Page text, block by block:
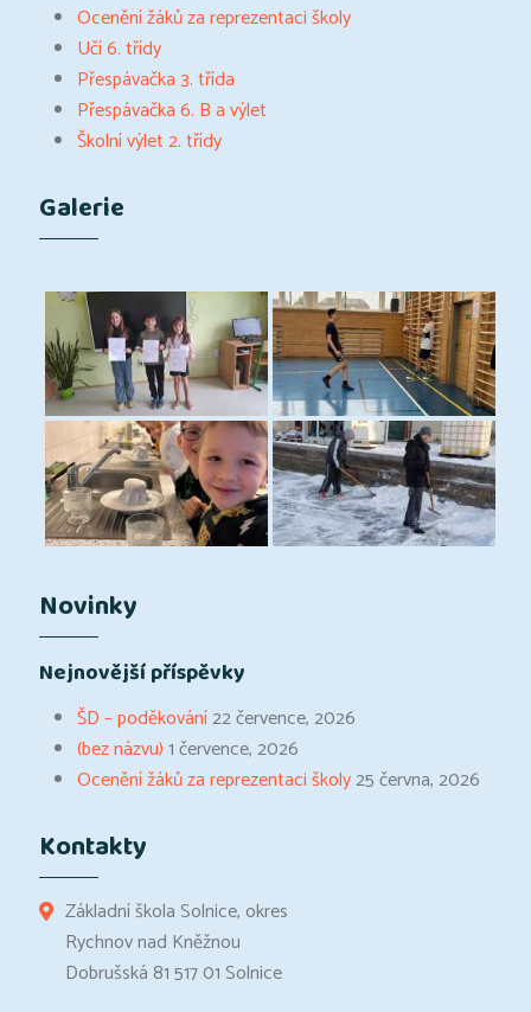
Ocenění žáků za reprezentaci školy
Učí 6. třídy
Přespávačka 3. třída
Přespávačka 6. B a výlet
Školní výlet 2. třídy
Galerie
Novinky
Nejnovější příspěvky
ŠD – poděkování22 července, 2026
(bez názvu)1 července, 2026
Ocenění žáků za reprezentaci školy25 června, 2026
Kontakty
Základní škola Solnice, okres
Rychnov nad Kněžnou
Dobrušská 81 517 01 Solnice